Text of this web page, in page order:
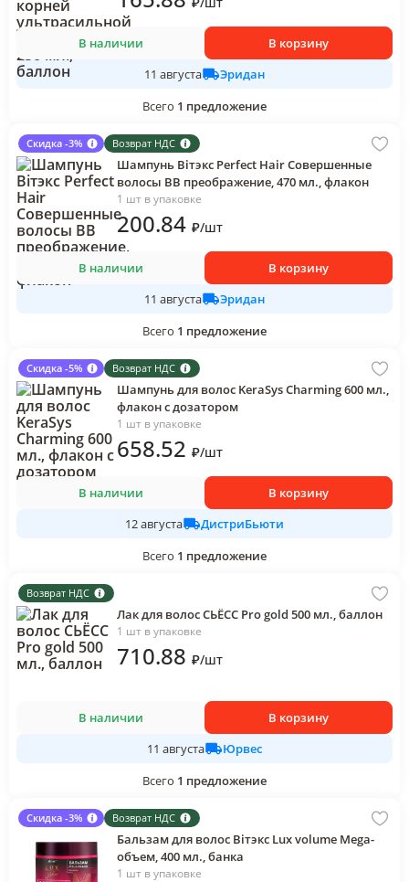
В наличии
В корзину
11 августа
Эридан
Всего 1 предложение
Скидка -3% Возврат НДС
Шампунь Вiтэкс Perfect Hair Совершенные
волосы ВВ преображение, 470 мл., флакон
1 шт в упаковке
200.84 ₽/шт
В наличии
В корзину
11 августа
Эридан
Всего 1 предложение
Скидка -5% Возврат НДС
Шампунь для волос KeraSys Charming 600 мл.,
флакон с дозатором
1 шт в упаковке
658.52 ₽/шт
В наличии
В корзину
12 августа
ДистриБьюти
Всего 1 предложение
Возврат НДС
Лак для волос СЬЁСС Pro gold 500 мл., баллон
1 шт в упаковке
710.88 ₽/шт
В наличии
В корзину
11 августа
Юрвес
Всего 1 предложение
Скидка -3% Возврат НДС
Бальзам для волос Вiтэкс Lux volume Мega-
объем, 400 мл., банка
1 шт в упаковке